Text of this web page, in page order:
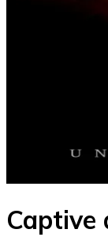
Captive